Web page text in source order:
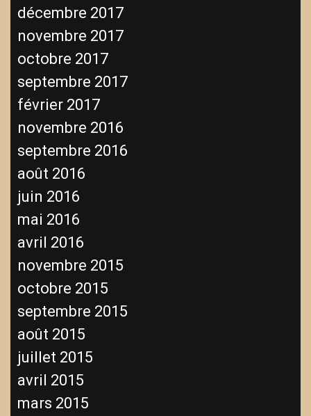
décembre 2017
novembre 2017
octobre 2017
septembre 2017
février 2017
novembre 2016
septembre 2016
août 2016
juin 2016
mai 2016
avril 2016
novembre 2015
octobre 2015
septembre 2015
août 2015
juillet 2015
avril 2015
mars 2015